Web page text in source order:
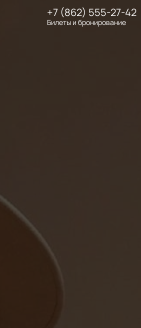
+7 (862) 555-27-42
Билеты и бронирование